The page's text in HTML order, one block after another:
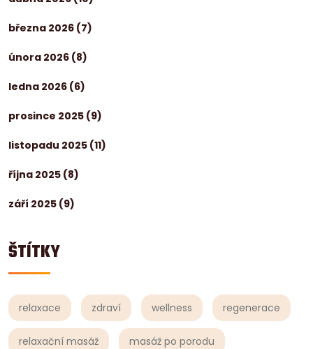
března 2026 (7)
února 2026 (8)
ledna 2026 (6)
prosince 2025 (9)
listopadu 2025 (11)
října 2025 (8)
září 2025 (9)
ŠTÍTKY
relaxace zdraví wellness regenerace
relaxační masáž masáž po porodu